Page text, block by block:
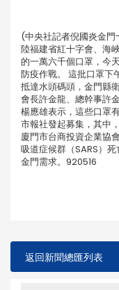
(中央社記者倪國炎金
陸福建省紅十字會、海
的一萬六千個口罩，今
防疫作戰。 這批口罩下
抵達水頭碼頭，金門縣
會長許金龍、總幹事許
楊應雄表示，這些口罩
市報社發起募集，其中
廈門市台商投資企業協
吸道症候群（SARS）
金門需求。920516
返回新聞總匯列表